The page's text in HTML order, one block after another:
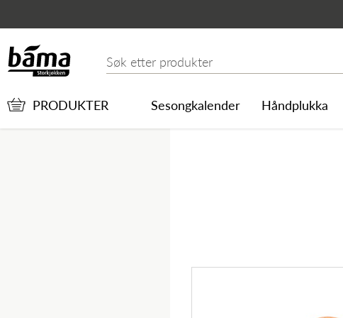
Klementin kg
Søk etter
PRODUKTER Sesongkalender Håndplukka